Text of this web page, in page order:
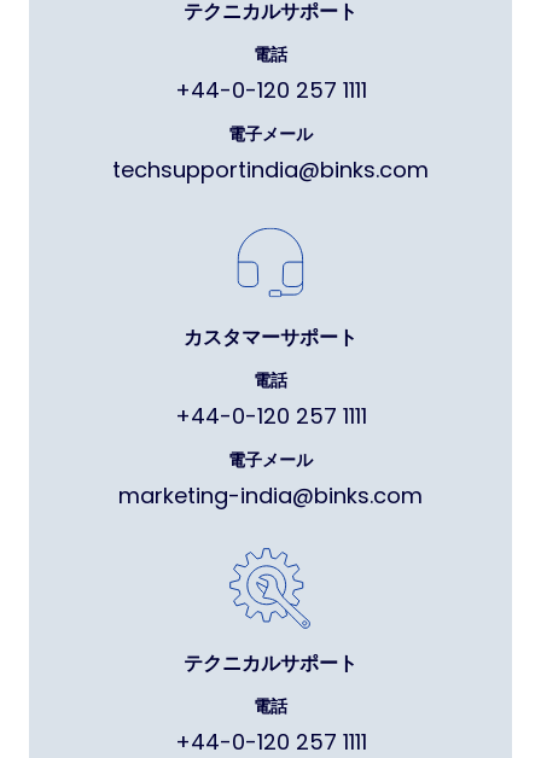
テクニカルサポート
電話
+44-0-120 257 1111
電子メール
techsupportindia@binks.com
カスタマーサポート
電話
+44-0-120 257 1111
電子メール
marketing-india@binks.com
テクニカルサポート
電話
+44-0-120 257 1111